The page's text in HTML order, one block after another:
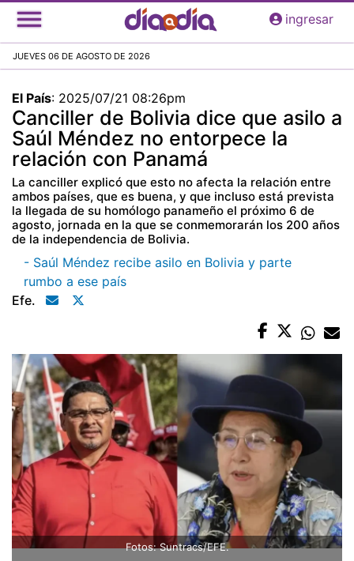
Pasar
al
principal
ingresar
JUEVES 06 DE AGOSTO DE 2026
El País: 2025/07/21 08:26pm
Canciller de Bolivia dice que asilo a
Saúl Méndez no entorpece la
relación con Panamá
La canciller explicó que esto no afecta la relación entre
ambos países, que es buena, y que incluso está prevista
la llegada de su homólogo panameño el próximo 6 de
agosto, jornada en la que se conmemorarán los 200 años
de la independencia de Bolivia.
- Saúl Méndez recibe asilo en Bolivia y parte
rumbo a ese país
Efe.
Fotos: Suntracs/EFE.